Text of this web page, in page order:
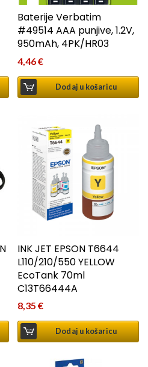
Baterije Verbatim
#49514 AAA punjive, 1.2V,
950mAh, 4PK/HR03
4,46€
Dodaj u košaricu
INK JET EPSON T6644
L110/210/550 YELLOW
EcoTank 70ml
C13T66444A
8,35€
Dodaj u košaricu